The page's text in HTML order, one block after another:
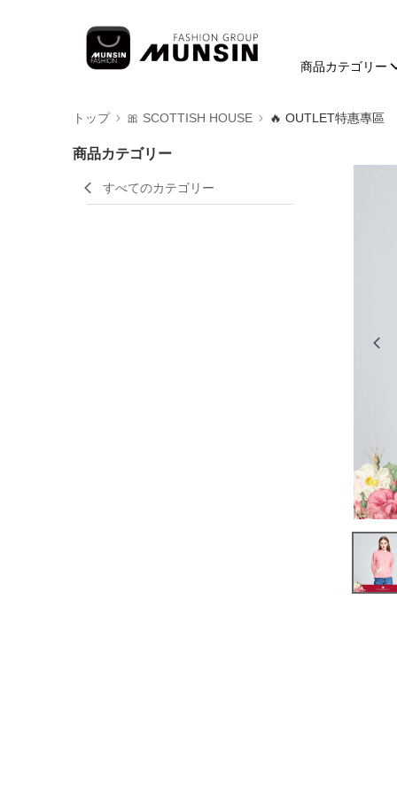
商品カテゴリー
トップ 🎀 SCOTTISH HOUSE 🔥 OUTLET特惠專區
商品カテゴリー
すべてのカテゴリー